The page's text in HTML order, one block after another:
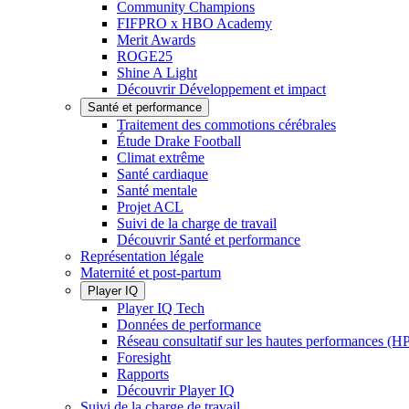
Community Champions
FIFPRO x HBO Academy
Merit Awards
ROGE25
Shine A Light
Découvrir Développement et impact
Santé et performance
Traitement des commotions cérébrales
Étude Drake Football
Climat extrême
Santé cardiaque
Santé mentale
Projet ACL
Suivi de la charge de travail
Découvrir Santé et performance
Représentation légale
Maternité et post-partum
Player IQ
Player IQ Tech
Données de performance
Réseau consultatif sur les hautes performances
Foresight
Rapports
Découvrir Player IQ